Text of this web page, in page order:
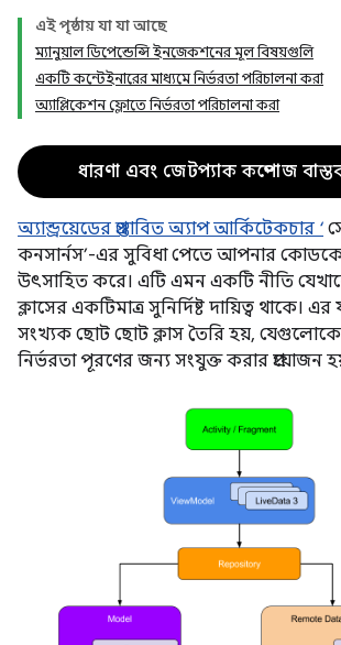
এই পৃষ্ঠায় যা যা আছে
ম্যানুয়াল ডিপেন্ডেন্সি ইনজেকশনের মূল বিষয়গুলি
একটি কন্টেইনারের মাধ্যমে নির্ভরতা পরিচালনা করা
অ্যাপ্লিকেশন ফ্লোতে নির্ভরতা পরিচালনা করা
ধারণা এবং জেটপ্যাক কম্পোজ
অ্যান্ড্রয়েডের প্রস্তাবিত অ্যাপ আর্কিটেকচার ‘
কনসার্নস’-এর সুবিধা পেতে আপনার
উৎসাহিত করে। এটি এমন একটি নীতি যেখানে
ক্লাসের একটিমাত্র সুনির্দিষ্ট দায়িত্ব থাকে।
সংখ্যক ছোট ছোট ক্লাস তৈরি হয়,
নির্ভরতা পূরণের জন্য সংযুক্ত করার প্রয়োজন